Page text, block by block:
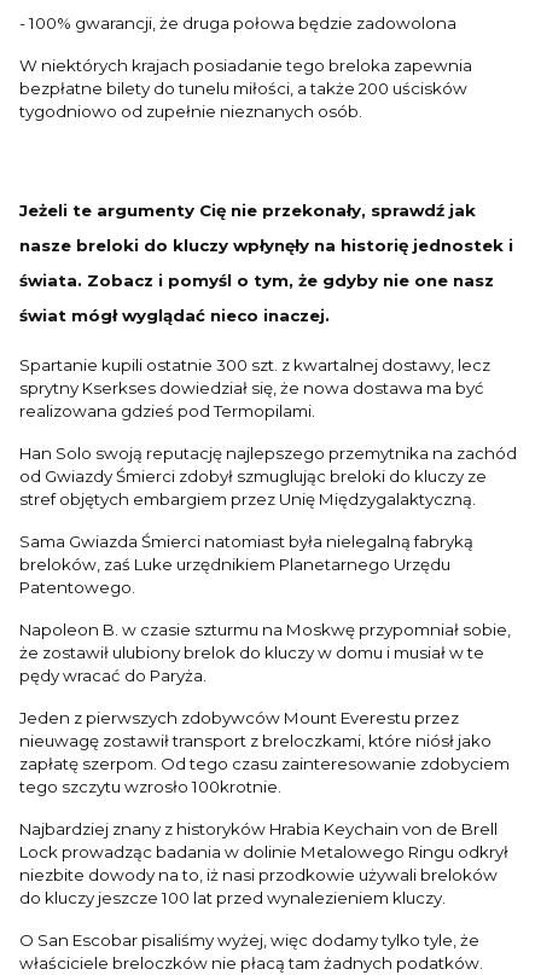
- 100% gwarancji, że druga połowa będzie zadowolona
W niektórych krajach posiadanie tego breloka zapewnia
bezpłatne bilety do tunelu miłości, a także 200 uścisków
tygodniowo od zupełnie nieznanych osób.
Jeżeli te argumenty Cię nie przekonały, sprawdź jak
nasze breloki do kluczy wpłynęły na historię jednostek i
świata. Zobacz i pomyśl o tym, że gdyby nie one nasz
świat mógł wyglądać nieco inaczej.
Spartanie kupili ostatnie 300 szt. z kwartalnej dostawy, lecz
sprytny Kserkses dowiedział się, że nowa dostawa ma być
realizowana gdzieś pod Termopilami.
Han Solo swoją reputację najlepszego przemytnika na zachód
od Gwiazdy Śmierci zdobył szmuglując breloki do kluczy ze
stref objętych embargiem przez Unię Międzygalaktyczną.
Sama Gwiazda Śmierci natomiast była nielegalną fabryką
breloków, zaś Luke urzędnikiem Planetarnego Urzędu
Patentowego.
Napoleon B. w czasie szturmu na Moskwę przypomniał sobie,
że zostawił ulubiony brelok do kluczy w domu i musiał w te
pędy wracać do Paryża.
Jeden z pierwszych zdobywców Mount Everestu przez
nieuwagę zostawił transport z breloczkami, które niósł jako
zapłatę szerpom. Od tego czasu zainteresowanie zdobyciem
tego szczytu wzrosło 100krotnie.
Najbardziej znany z historyków Hrabia Keychain von de Brell
Lock prowadząc badania w dolinie Metalowego Ringu odkrył
niezbite dowody na to, iż nasi przodkowie używali breloków
do kluczy jeszcze 100 lat przed wynalezieniem kluczy.
O San Escobar pisaliśmy wyżej, więc dodamy tylko tyle, że
właściciele breloczków nie płacą tam żadnych podatków.